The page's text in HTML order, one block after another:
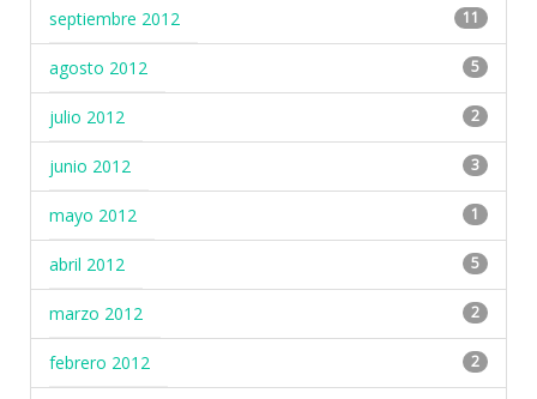
septiembre 2012 11
agosto 2012 5
julio 2012 2
junio 2012 3
mayo 2012 1
abril 2012 5
marzo 2012 2
febrero 2012 2